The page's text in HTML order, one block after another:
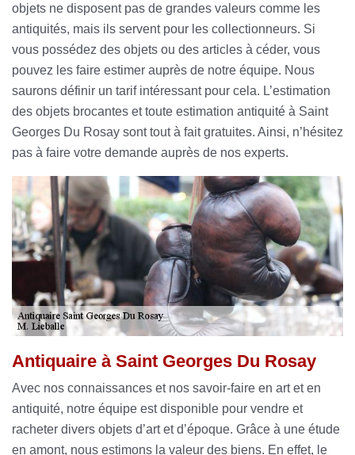
objets ne disposent pas de grandes valeurs comme les
antiquités, mais ils servent pour les collectionneurs. Si
vous possédez des objets ou des articles à céder, vous
pouvez les faire estimer auprès de notre équipe. Nous
saurons définir un tarif intéressant pour cela. L’estimation
des objets brocantes et toute estimation antiquité à Saint
Georges Du Rosay sont tout à fait gratuites. Ainsi, n’hésitez
pas à faire votre demande auprès de nos experts.
Antiquaire à Saint Georges Du Rosay
Avec nos connaissances et nos savoir-faire en art et en
antiquité, notre équipe est disponible pour vendre et
racheter divers objets d’art et d’époque. Grâce à une étude
en amont, nous estimons la valeur des biens. En effet, le